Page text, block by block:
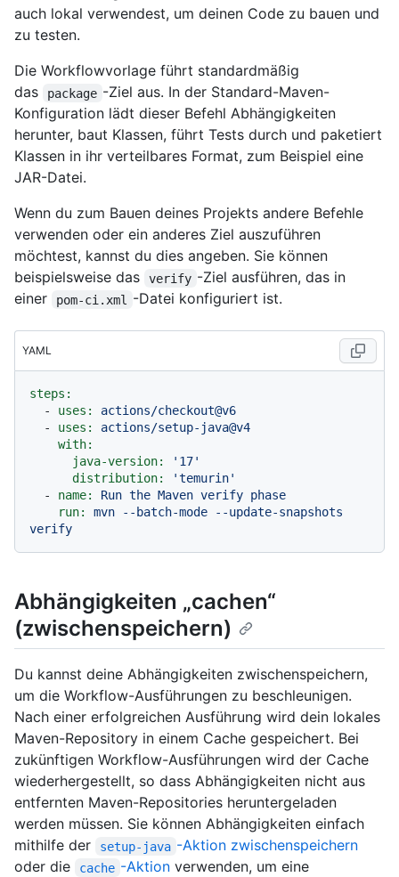
auch lokal verwendest, um deinen Code zu bauen und
zu testen.
Die Workflowvorlage führt standardmäßig
das
package -Ziel aus. In der Standard-Maven-
Konfiguration lädt dieser Befehl Abhängigkeiten
herunter, baut Klassen, führt Tests durch und paketiert
Klassen in ihr verteilbares Format, zum Beispiel eine
JAR-Datei.
Wenn du zum Bauen deines Projekts andere Befehle
verwenden oder ein anderes Ziel auszuführen
möchtest, kannst du dies angeben. Sie können
beispielsweise das
verify -Ziel ausführen, das in
einer
pom-ci.xml -Datei konfiguriert ist.
YAML
steps:
-
uses:
actions/checkout@v6
-
uses:
actions/setup-java@v4
with:
java-version:
'17'
distribution:
'temurin'
-
name: Run the Maven verify phase
run:
mvn --batch-mode
--update-snapshots
verify
Abhängigkeiten „cachen“
(zwischenspeichern)
Du kannst deine Abhängigkeiten zwischenspeichern,
um die Workflow-Ausführungen zu beschleunigen.
Nach einer erfolgreichen Ausführung wird dein lokales
Maven-Repository in einem Cache gespeichert. Bei
zukünftigen Workflow-Ausführungen wird der Cache
wiederhergestellt, so dass Abhängigkeiten nicht aus
entfernten Maven-Repositories heruntergeladen
werden müssen. Sie können Abhängigkeiten einfach
mithilfe der
setup-java -Aktion zwischenspeichern
oder die
cache -Aktionverwenden, um eine